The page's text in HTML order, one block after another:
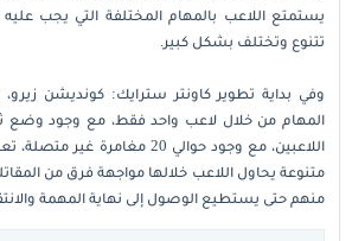
يستمتع اللاعب بالمهام المختلفة التي يجب عليه
تتنوع وتختلف بشكل كبير.
وفي بداية تطوير كاونتر سترايك: كونديشن
المهام من خلال لاعب واحد فقط، مع وجود وضع
اللاعبين، مع وجود حوالي 20
متنوعة يحاول اللاعب خلالها مواجهة فرق من
منهم حتى يستطيع الوصول إلى نهاية المهمة